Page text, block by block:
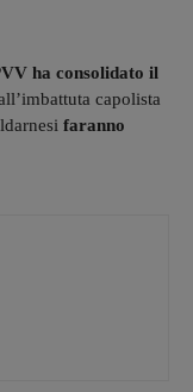
ha consolidato il
capolista
faranno